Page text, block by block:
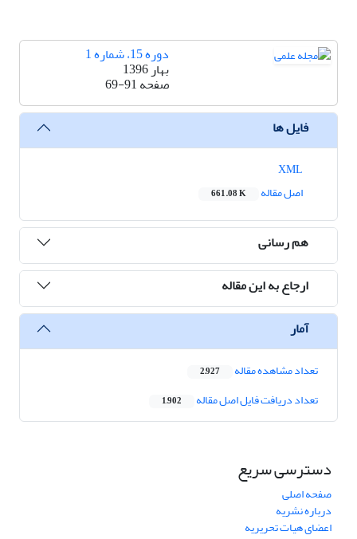
دوره 15، شماره 1
بهار 1396
صفحه69-91
فایل ها
اصل مقاله
661.08 K
هم رسانی
ارجاع به این مقاله
آمار
تعداد مشاهده مقاله 2,927
تعداد دریافت فایل اصل مقاله 1,902
دسترسی سریع
صفحه اصلی
درباره نشریه
اعضای هیات تحریریه